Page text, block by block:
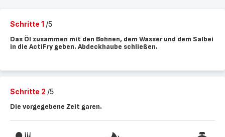
Schritte 1 /5
Das Öl zusammen mit den Bohnen, dem Wasser und dem Salbei
in die ActiFry geben. Abdeckhaube schließen.
Schritte 2 /5
Die vorgegebene Zeit garen.